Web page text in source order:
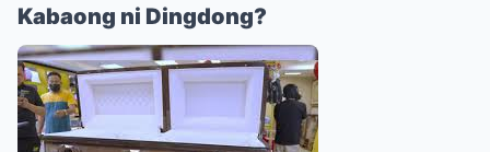
Kabaong ni Dingdong?